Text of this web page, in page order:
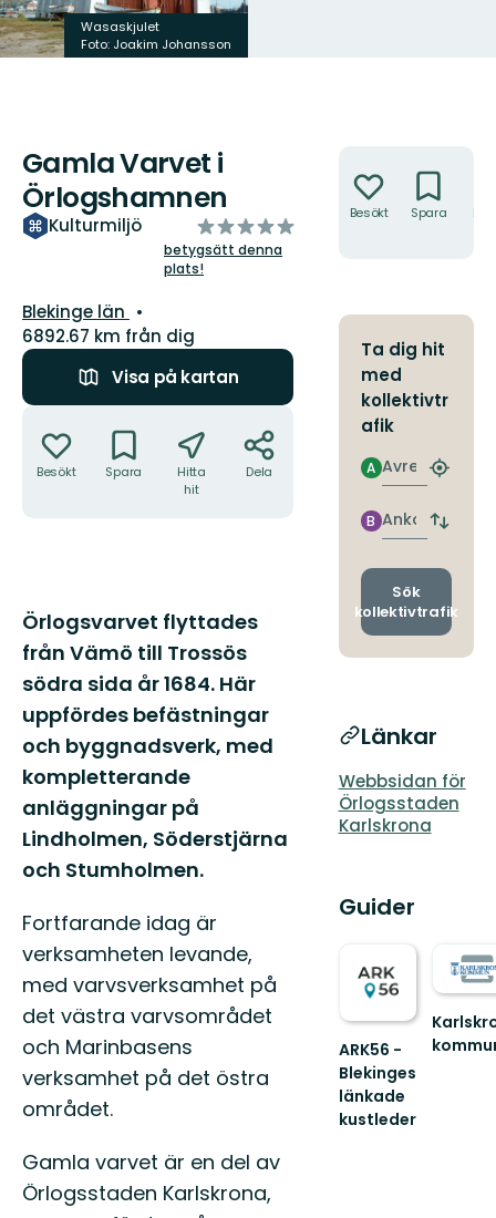
Wasaskjulet
Foto: Joakim Johansson
Gamla Varvet i
Örlogshamnen
Kulturmiljö
av
5
stjärnor
betygsätt denna
plats!
Län:
Blekinge län
6892.67 km från dig
Visa på kartan
Besökt Spara
Hitta
hit
Dela
Beskrivning
Örlogsvarvet flyttades
från Vämö till Trossös
södra sida år 1684. Här
uppfördes befästningar
och byggnadsverk, med
kompletterande
anläggningar på
Lindholmen, Söderstjärna
och Stumholmen.
Fortfarande idag är
verksamheten levande,
med varvsverksamhet på
det västra varvsområdet
och Marinbasens
verksamhet på det östra
området.
Gamla varvet är en del av
Örlogsstaden Karlskrona,
Besökt Spara
Ta dig hit
med
kollektivtr
afik
Avresa
A
Hitta
Ankomst
B
Byt
och
Sök
kollektivtrafik
Länkar
Webbsidan för
Örlogsstaden
Karlskrona
Guider
ARK56 -
Blekinges
länkade
kustleder